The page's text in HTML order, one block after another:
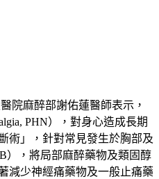
院麻醉部謝佑蓮醫師表示，
PHN），對身心造成長期
術」，針對常見發生於胸部及
），將局部麻醉藥物及類固醇
減少神經痛藥物及一般止痛藥